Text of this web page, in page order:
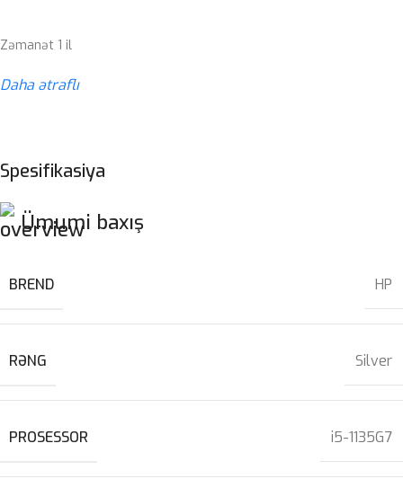
Zəmanət 1 il
Daha ətraflı
Spesifikasiya
Ümumi baxış
BREND HP
RƏNG Silver
PROSESSOR i5-1135G7